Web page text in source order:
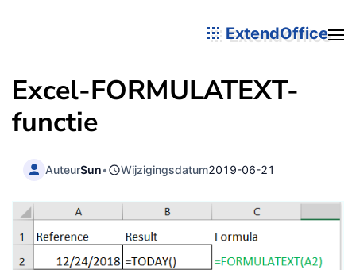
ExtendOffice
Excel-FORMULATEXT-
functie
AuteurSun• Wijzigingsdatum2019-06-21